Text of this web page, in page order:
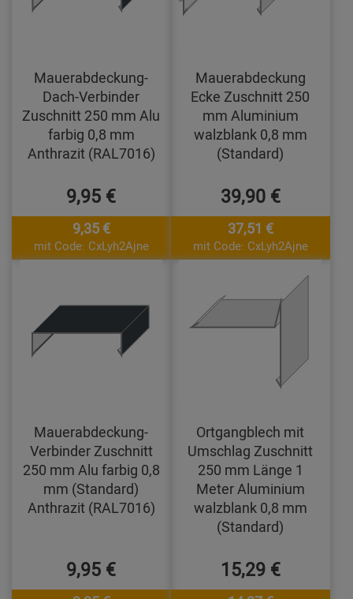
Mauerabdeckung-
Dach-Verbinder
Zuschnitt 250 mm Alu
farbig 0,8 mm
Anthrazit (RAL7016)
9,95 €
9,35 €
mit Code: CxLyh2Ajne
Mauerabdeckung
Ecke Zuschnitt 250
mm Aluminium
walzblank 0,8 mm
(Standard)
39,90 €
37,51 €
mit Code: CxLyh2Ajne
Mauerabdeckung-
Verbinder Zuschnitt
250 mm Alu farbig 0,8
mm (Standard)
Anthrazit (RAL7016)
9,95 €
Ortgangblech mit
Umschlag Zuschnitt
250 mm Länge 1
Meter Aluminium
walzblank 0,8 mm
(Standard)
15,29 €